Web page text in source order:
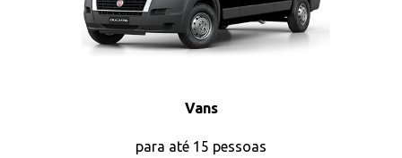
Vans
para até 15 pessoas